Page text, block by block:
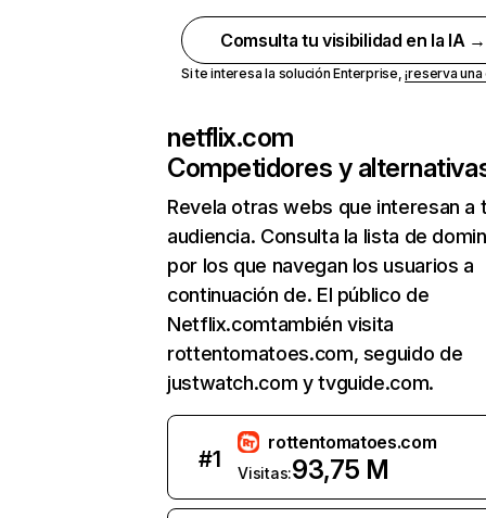
Comsulta tu visibilidad en la IA →
Si te interesa la solución Enterprise,¡reserva
netflix.com
Competidores y
Revela otras webs que interesan a
audiencia. Consulta la lista de
por los que navegan los usuarios a
continuación de. El público de
Netflix.comtambién visita
rottentomatoes.com, seguido de
justwatch.com y tvguide.com.
#1
rottentomatoes.com
Visitas:93,75 M